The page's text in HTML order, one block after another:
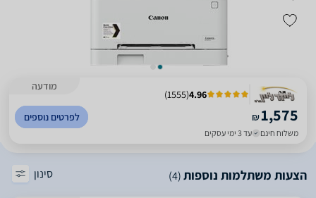
מודעה
4.96
(
1555
)
₪1,575
משלוח חינם עד 3 ימי עסקים
לפרטים נוספים
הצעות משתלמות נוספות(4) סינון